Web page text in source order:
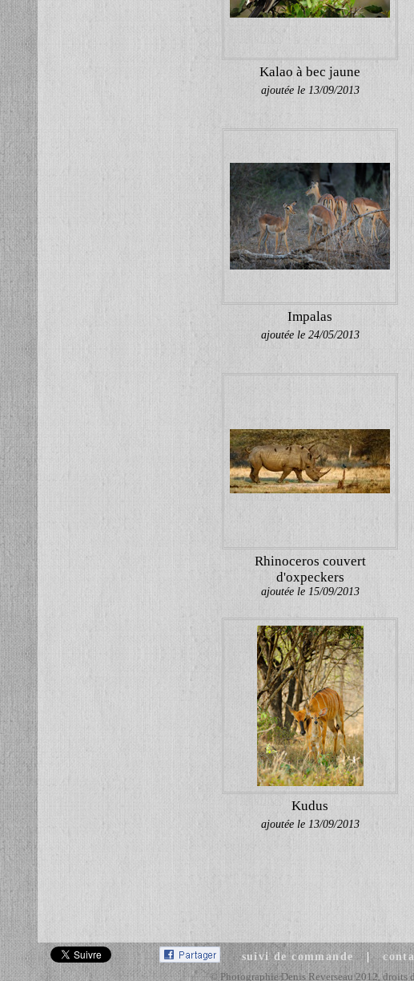
Kalao à bec jaune
ajoutée le 13/09/2013
Impalas
ajoutée le 24/05/2013
Rhinoceros couvert
d'oxpeckers
ajoutée le 15/09/2013
Kudus
ajoutée le 13/09/2013
suivi de commande|
© Photographie Denis Reverseau 2012, droits